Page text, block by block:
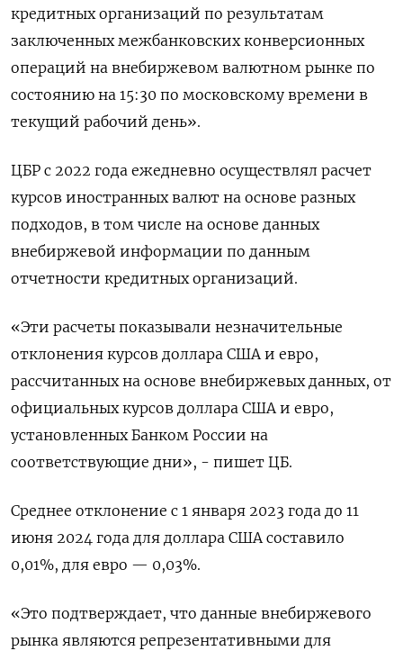
кредитных организаций по результатам
заключенных межбанковских конверсионных
операций на внебиржевом валютном рынке по
состоянию на 15:30 по московскому времени в
текущий рабочий день».
ЦБР с 2022 года ежедневно осуществлял расчет
курсов иностранных валют на основе разных
подходов, в том числе на основе данных
внебиржевой информации по данным
отчетности кредитных организаций.
«Эти расчеты показывали незначительные
отклонения курсов доллара США и евро,
рассчитанных на основе внебиржевых данных, от
официальных курсов доллара США и евро,
установленных Банком России на
соответствующие дни», - пишет ЦБ.
Среднее отклонение с 1 января 2023 года до 11
июня 2024 года для доллара США составило
0,01%, для евро — 0,03%.
«Это подтверждает, что данные внебиржевого
рынка являются репрезентативными для